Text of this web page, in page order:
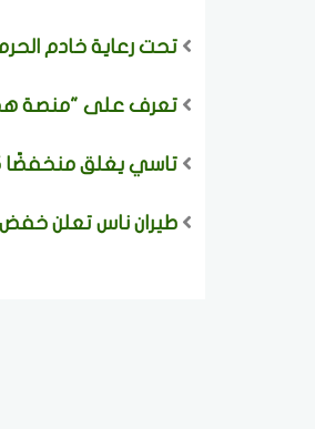
تحت رعاية خادم
تعرف على "منصة همة
تاسي يغلق منخفضًا 0.5% وسط تراجع أسهم 207 شركات والقيمة المتداولة 2.72 مليار ريال
طيران ناس تعلن